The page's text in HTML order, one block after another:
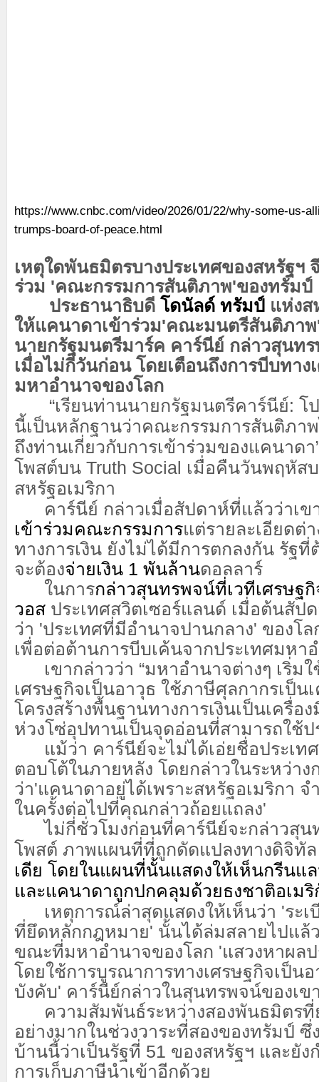
https://www.cnbc.com/video/2026/01/22/why-some-us-
trumps-board-of-peace.html
เหตุใดพันธมิตรบางประเทศของสหรัฐฯ
ร่วม 'คณะกรรมการสันติภาพ'ของทรัมป์
ประธานาธิบดี โดนัลด์ ทรัมป์ แห่งส
ให้แคนาดาเข้าร่วม'คณะมนตรีสันติภาพ
นายกรัฐมนตรีมาร์ค คาร์นีย์ กล่าวสุนท
เมื่อไม่กี่วันก่อน โดยเตือนถึงการบีบทาง
มหาอำนาจของโลก
“เรียนท่านนายกรัฐมนตรีคาร์นีย์: โ
นี้เป็นหลักฐานว่าคณะกรรมการสันติภา
ถึงท่านเกี่ยวกับการเข้าร่วมของแคนาด
โพสต์บน Truth Social เมื่อคืนวันพฤหัส
สหรัฐอเมริกา
คาร์นีย์ กล่าวเมื่อสัปดาห์ที่แล้วว่าเข
เข้าร่วมคณะกรรมการแต่รายละเอียดต่
ทางการเงิน ยังไม่ได้มีการตกลงกัน รัฐที่
จะต้องจ่ายเงิน 1 พันล้านดอลลาร์
ในการกล่าวสุนทรพจน์ที่เวทีเศรษฐ
วอส ประเทศสวิตเซอร์แลนด์ เมื่อต้นสัป
ว่า 'ประเทศที่มีอำนาจปานกลาง' ของโ
เพื่อต่อต้านการบีบเค้นจากประเทศมหา
เขากล่าวว่า “มหาอำนาจต่างๆ เริ่ม
เศรษฐกิจเป็นอาวุธ ใช้ภาษีศุลกากรเป็น
โครงสร้างพื้นฐานทางการเงินเป็นเครื่อ
ห่วงโซ่อุปทานเป็นจุดอ่อนที่สามารถใช้ป
แม้ว่า คาร์นีย์จะไม่ได้เอ่ยชื่อประเท
ตอบโต้ในภายหลัง โดยกล่าวในระหว่าง
ว่า'แคนาดาอยู่ได้เพราะสหรัฐอเมริกา
ในครั้งต่อไปที่คุณกล่าวถ้อยแถลง'
ไม่กี่ชั่วโมงก่อนที่คาร์นีย์จะกล่าวสุน
โพสต์ ภาพแผนที่ที่ถูกดัดแปลงทางดิจิทั
เดีย โดยในแผนที่นั้นแสดงให้เห็นกรีนแล
และแคนาดาถูกปกคลุมด้วยธงชาติอเม
เหตุการณ์ล่าสุดแสดงให้เห็นว่า 'ระเ
ที่ยึดหลักกฎหมาย' นั้นได้ล่มสลายไปแล้
ขณะที่มหาอำนาจของโลก 'แสวงหาผล
โดยใช้การบูรณาการทางเศรษฐกิจเป็น
บังคับ' คาร์นีย์กล่าวในสุนทรพจน์ของเข
ความสัมพันธ์ระหว่างสองพันธมิตรที่
อย่างมากในช่วงวาระที่สองของทรัมป์ ซึ่
บ้านนี้ว่าเป็นรัฐที่ 51 ของสหรัฐฯ และยั
การเก็บภาษีนำเข้าอีกด้วย